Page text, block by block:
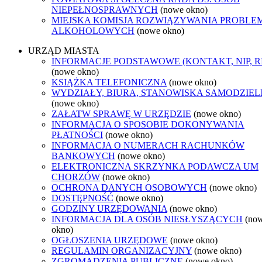
NIEPEŁNOSPRAWNYCH (nowe okno)
MIEJSKA KOMISJA ROZWIĄZYWANIA
ALKOHOLOWYCH (nowe okno)
URZĄD MIASTA
INFORMACJE PODSTAWOWE (KONTAKT, NIP,
(nowe okno)
KSIĄŻKA TELEFONICZNA (nowe okno)
WYDZIAŁY, BIURA, STANOWISKA
(nowe okno)
ZAŁATW SPRAWĘ W URZĘDZIE (nowe okno)
INFORMACJA O SPOSOBIE DOKONYWANIA
PŁATNOŚCI (nowe okno)
INFORMACJA O NUMERACH RACHUNKÓW
BANKOWYCH (nowe okno)
ELEKTRONICZNA SKRZYNKA PODAWCZA UM
CHORZÓW (nowe okno)
OCHRONA DANYCH OSOBOWYCH (nowe okno)
DOSTĘPNOŚĆ (nowe okno)
GODZINY URZĘDOWANIA (nowe okno)
INFORMACJA DLA OSÓB NIESŁYSZĄCYCH
okno)
OGŁOSZENIA URZĘDOWE (nowe okno)
REGULAMIN ORGANIZACYJNY (nowe okno)